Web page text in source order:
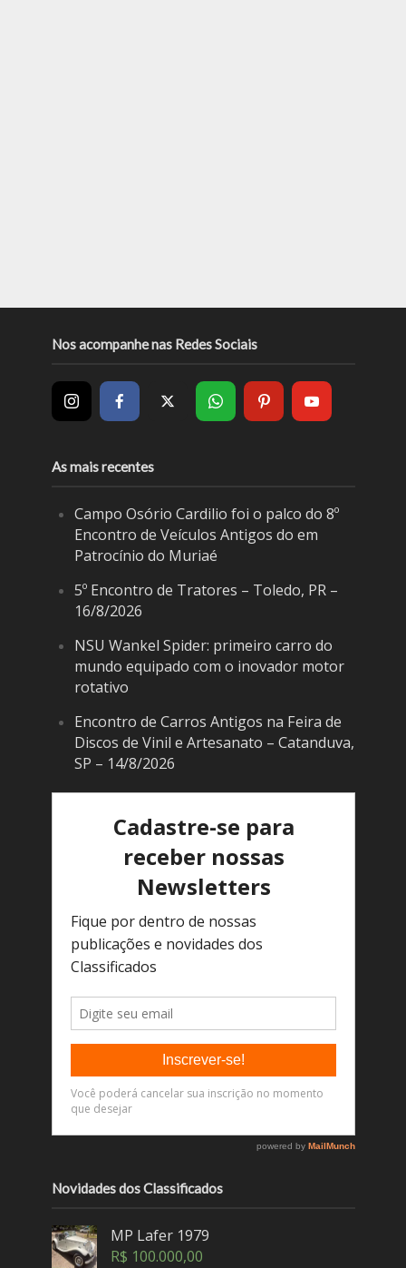
Nos acompanhe nas Redes Sociais
As mais recentes
Campo Osório Cardilio foi o palco do 8º
Encontro de Veículos Antigos do em
Patrocínio do Muriaé
5º Encontro de Tratores – Toledo, PR –
16/8/2026
NSU Wankel Spider: primeiro carro do
mundo equipado com o inovador motor
rotativo
Encontro de Carros Antigos na Feira de
Discos de Vinil e Artesanato – Catanduva,
SP – 14/8/2026
Novidades dos Classificados
MP Lafer 1979
R$ 100.000,00